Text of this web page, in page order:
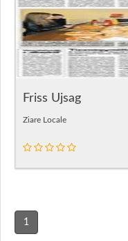
Friss Ujsag
Ziare Locale
1